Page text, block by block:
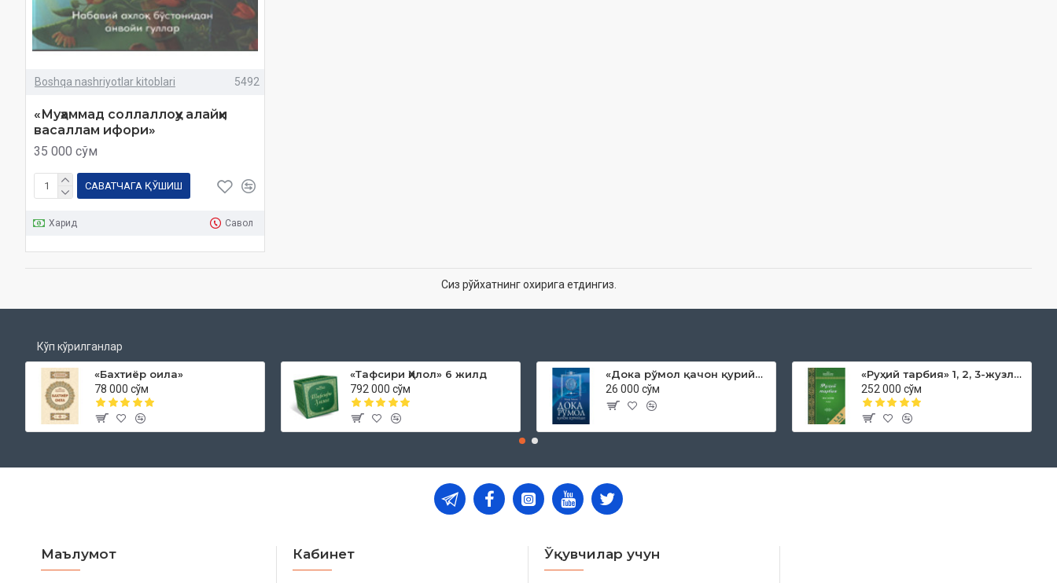
Boshqa nashriyotlar kitoblari 5492
«Муҳаммад соллаллоҳу алайҳи
васаллам ифори»
35 000 сўм
САВАТЧАГА ҚЎШИШ
Харид Савол
Сиз рўйхатнинг охирига етдингиз.
Кўп кўрилганлар
«Бахтиёр оила»
78 000 сўм
«Тафсири Ҳилол» 6 жилд
792 000 сўм
«Дока рўмол қачон қурийди»
26 000 сўм
«Руҳий тарбия» 1, 2, 3-жузлар
252 000 сўм
Маълумот Кабинет Ўқувчилар учун